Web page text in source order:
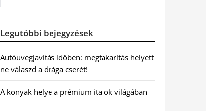
Legutóbbi bejegyzések
Autóüvegjavítás időben: megtakarítás helyett
ne válaszd a drága cserét!
A konyak helye a prémium italok világában